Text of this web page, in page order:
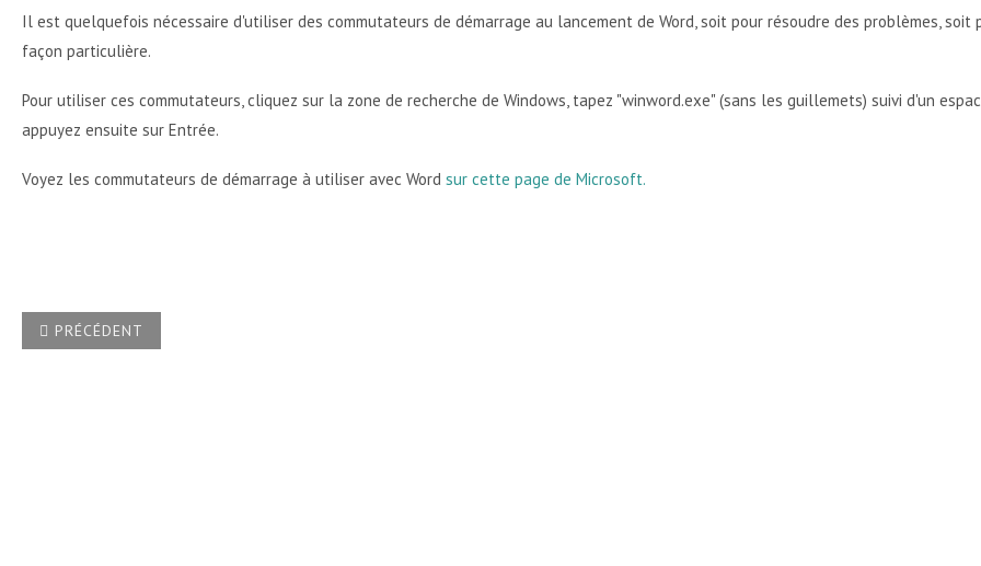
Il est quelquefois nécessaire d'utiliser des commutateurs de démarrage au lancement de Word, soit pour résoudre des problèmes, soit
façon particulière.
Pour utiliser ces commutateurs, cliquez sur la zone de recherche de Windows, tapez "winword.exe" (sans les guillemets) suivi d'un
appuyez ensuite sur Entrée.
Voyez les commutateurs de démarrage à utiliser avec Word sur cette page de Microsoft.
ARTICLE PRÉCÉDENT : QUELLE EST LA MÉTHODE POUR CHANGER LE NOM DE FICHIER PAR DÉFAUT LORS DE
PRÉCÉDENT